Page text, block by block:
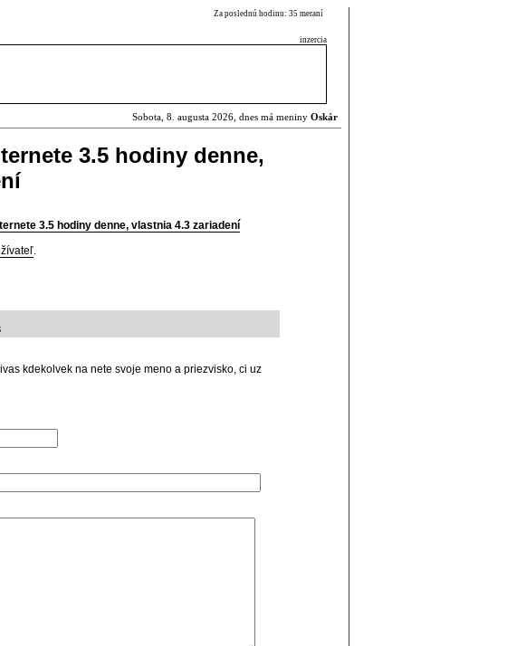
Za poslednú hodinu: 35 meraní
inzercia
Sobota, 8. augusta 2026, dnes má meniny Oskár
3.5 hodiny denne,
3.5 hodiny denne, vlastnia 4.3 zariadení
.
kdekolvek na nete svoje meno a priezvisko, ci uz